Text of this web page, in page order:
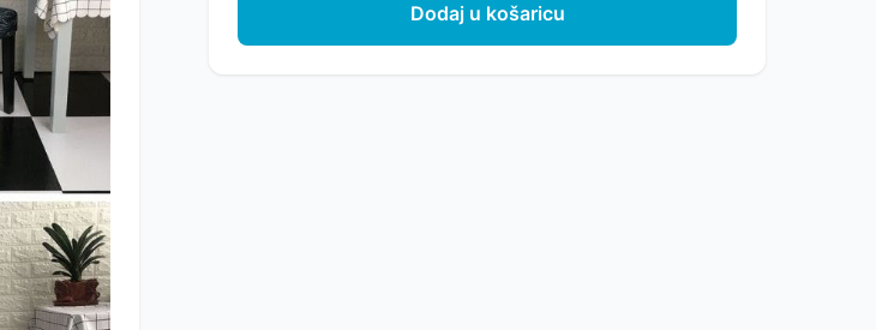
Dodaj u košaricu